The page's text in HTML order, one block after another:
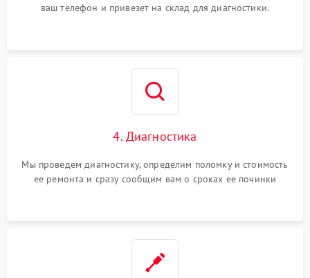
ваш телефон и привезет на склад для диагностики.
4. Диагностика
Мы проведем диагностику, определим поломку и стоимость
ее ремонта и сразу сообщим вам о сроках ее починки